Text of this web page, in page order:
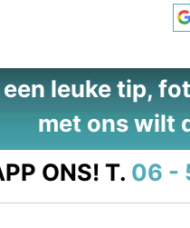
een leuke tip,
met ons wilt
ONS! T. 06 -